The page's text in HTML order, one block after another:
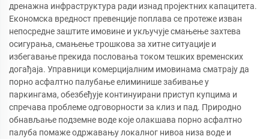
дренажна инфраструктура ради изнад пројектних капацитета.
Економска вредност превенције поплава се протеже изван
непосредне заштите имовине и укључује смањење захтева
осигурања, смањење трошкова за хитне ситуације и
избегавање прекида пословања током тешких временских
догађаја. Управници комерцијалним имовинама сматрају да
порно асфалтно палубање елиминише забивање у
паркингама, обезбеђује континуирани приступ купцима и
спречава проблеме одговорности за клиз и пад. Природно
обнављање подземне воде које олакшава порно асфалтно
палуба помаже одржавању локалног нивоа низа воде и